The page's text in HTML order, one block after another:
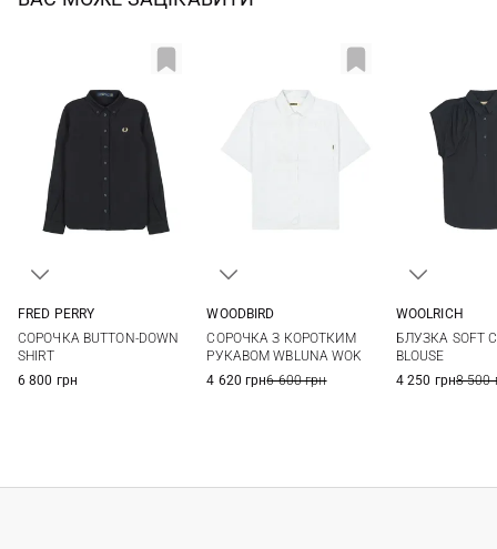
FRED PERRY
СОРОЧКА BUTTON-DOWN
SHIRT
6 800 грн
WOODBIRD
СОРОЧКА З КОРОТКИМ
РУКАВОМ WBLUNA WOK
4 620 грн6 600 грн
WOOLRICH
БЛУЗКА SOFT
BLOUSE
4 250 грн8 500